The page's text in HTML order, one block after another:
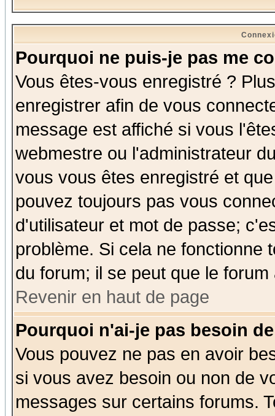
Pourquoi ne puis-je pas me
Vous êtes-vous enregistré ?
enregistrer afin de vous
message est affiché si vous
webmestre ou l'administrateur
vous vous êtes enregistré et
pouvez toujours pas vous
d'utilisateur et mot de passe;
problème. Si cela ne fonctionne
du forum; il se peut que le
Revenir en haut de page
Pourquoi n'ai-je pas besoin
Vous pouvez ne pas en avoir
si vous avez besoin ou non de
messages sur certains forums.